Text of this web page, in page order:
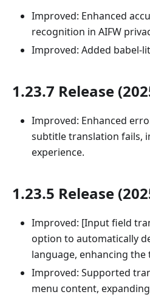
Improved: Enhanced
recognition in AIFW
Improved: Added babel-
1.23.7 Release
Improved: Enhanced
subtitle translation fails,
experience.
1.23.5 Release
Improved: [Input field
option to automatically
language, enhancing
Improved: Supported
menu content,